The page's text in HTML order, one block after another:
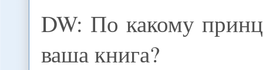
DW: По какому
ваша книга?